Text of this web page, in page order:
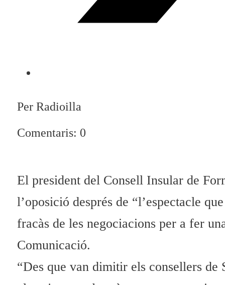
Per Radioilla
Comentaris: 0
El president del Consell Insular de
l’oposició després de “l’espectacle
fracàs de les negociacions per a fer
Comunicació.
“Des que van dimitir els consellers de